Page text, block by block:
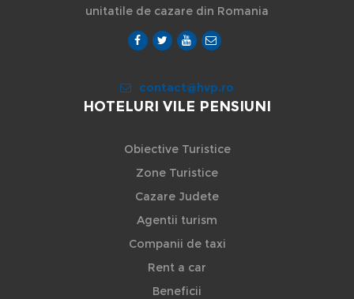
unitatile de cazare din Romania
contact@hvp.ro
HOTELURI VILE PENSIUNI
Obiective Turistice
Zone Turistice
Cazare Judete
Agentii turism
Companii de taxi
Rent a car
Beneficii